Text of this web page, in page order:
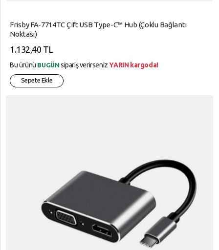
Frisby FA-7714TC Çift USB Type-C™ Hub (Çoklu Bağlantı
Noktası)
1.132,40 TL
Bu ürünü BUGÜN sipariş verirsenizYARIN kargoda!
Sepete Ekle